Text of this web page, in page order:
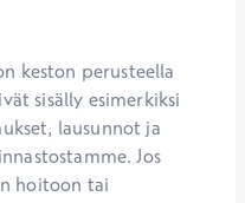
keston perusteella
sisälly esimerkiksi
lausunnot ja
Jos
hoitoon tai